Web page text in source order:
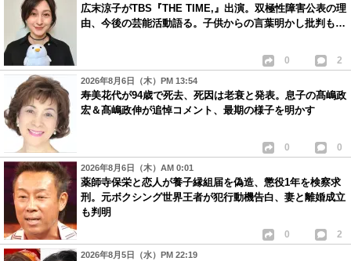
広末涼子がTBS『THE TIME,』出演。双極性障害公表の理
由、今後の芸能活動語る。子供からの言葉明かし批判も…
0 2
2026年8月6日（木）PM 13:54
寿美花代が94歳で死去、死因は老衰と発表。息子の髙嶋政
宏＆髙嶋政伸が追悼コメント、最期の様子を明かす
0 0
2026年8月6日（木）AM 0:01
薬師寺保栄と恋人が養子縁組届を偽造、懲役1年を検察求
刑。元ボクシング世界王者が犯行動機告白、妻と離婚成立
も判明
0 2
2026年8月5日（水）PM 22:19